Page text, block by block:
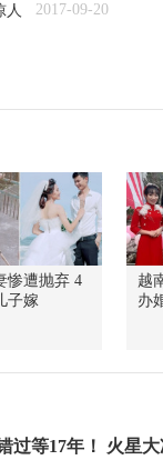
人 2017-09-20
惨遭抛弃 4
子嫁
越
办
过等17年！ 火星